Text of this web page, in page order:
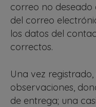
correo no
del correo
los datos del
correctos.
Una vez
observaciones,
de entrega; una